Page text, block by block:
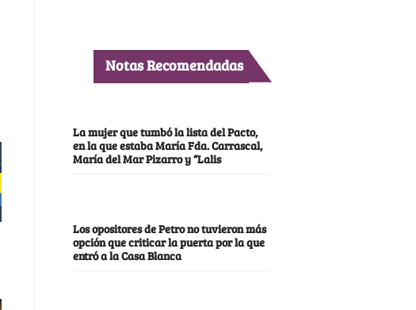
Notas Recomendadas
La mujer que tumbó la lista del Pacto,
en la que estaba María Fda. Carrascal,
María del Mar Pizarro y “Lalis
Los opositores de Petro no tuvieron más
opción que criticar la puerta por la que
entró a la Casa Blanca